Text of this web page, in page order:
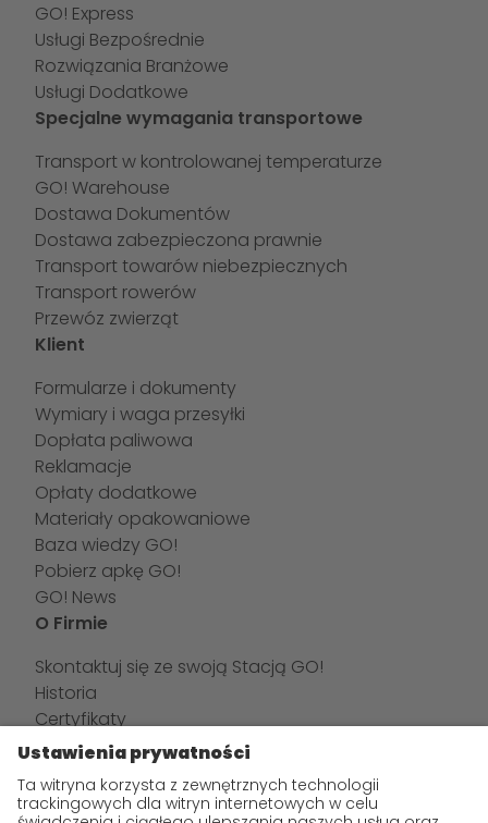
GO! Express
Usługi Bezpośrednie
Rozwiązania Branżowe
Usługi Dodatkowe
Specjalne wymagania transportowe
Transport w kontrolowanej temperaturze
GO! Warehouse
Dostawa Dokumentów
Dostawa zabezpieczona prawnie
Transport towarów niebezpiecznych
Transport rowerów
Przewóz zwierząt
Klient
Formularze i dokumenty
Wymiary i waga przesyłki
Dopłata paliwowa
Reklamacje
Opłaty dodatkowe
Materiały opakowaniowe
Baza wiedzy GO!
Pobierz apkę GO!
GO! News
O Firmie
Skontaktuj się ze swoją Stacją GO!
Historia
Certyfikaty
GO! w liczbach
GO! Kariera